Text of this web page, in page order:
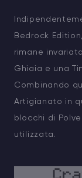
Bedrock
rimane
Ghiaia e una
Combinando
Artigianato in
blocchi di
utilizzata.